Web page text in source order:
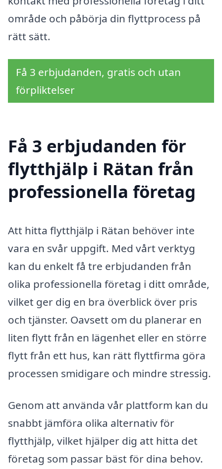
område och påbörja din flyttprocess på
rätt sätt.
Få 3 erbjudanden, gratis och utan
förpliktelser
Få 3 erbjudanden för
flytthjälp i Rätan från
professionella företag
Att hitta flytthjälp i Rätan behöver inte
vara en svår uppgift. Med vårt verktyg
kan du enkelt få tre erbjudanden från
olika professionella företag i ditt område,
vilket ger dig en bra överblick över pris
och tjänster. Oavsett om du planerar en
liten flytt från en lägenhet eller en större
flytt från ett hus, kan rätt flyttfirma göra
processen smidigare och mindre stressig.
Genom att använda vår plattform kan du
snabbt jämföra olika alternativ för
flytthjälp, vilket hjälper dig att hitta det
företag som passar bäst för dina behov.